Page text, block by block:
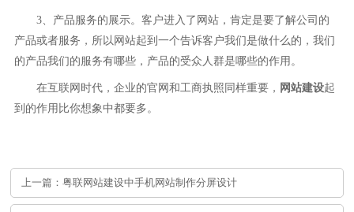
3、产品服务的展示。客户进入了网站，肯定是要了解公司的
产品或者服务，所以网站起到一个告诉客户我们是做什么的，我们
的产品我们的服务有哪些，产品的受众人群是哪些的作用。
在互联网时代，企业的官网和工商执照同样重要， 网站建设起
到的作用比你想象中都要多。
上一篇：粤联网站建设中手机网站制作分屏设计